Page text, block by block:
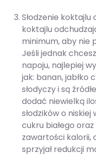
Słodzenie koktajlu
koktajlu
minimum, aby nie
Jeśli jednak
napoju, najlepiej
jak: banan, jabłko
słodyczy i są
dodać niewielką
słodzików o
cukru białego
zawartości kalorii,
sprzyjał redukcji